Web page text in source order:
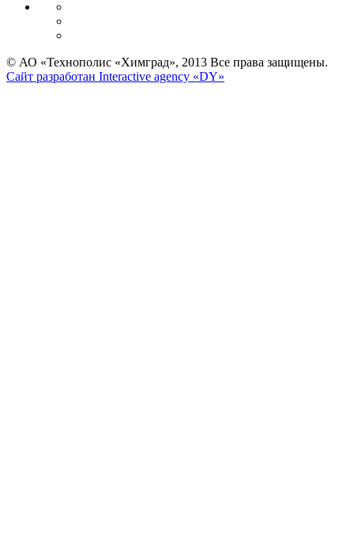
© АО «Технополис «Химград», 2013 Все права защищены.
Сайт разработан Interactive agency «DY»